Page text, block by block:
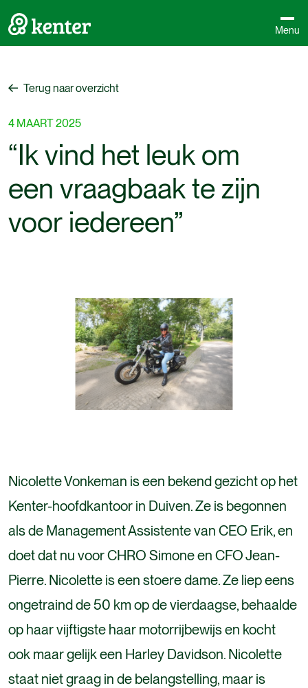
Menu
Terug naar overzicht
Terug naar overzicht
4 MAART2025
“Ikvind het leuk om
een vraagbaaktezijn
voor iedereen”
Nicolette Vonkeman is een bekend gezicht op het
Kenter-hoofdkantoor in Duiven. Ze is begonnen
als de Management Assistente van CEO Erik, en
doet dat nu voor CHRO Simone en CFO Jean-
Pierre. Nicolette is een stoere dame. Ze liep eens
ongetraind de 50 km op de vierdaagse, behaalde
op haar vijftigste haar motorrijbewijs en kocht
ook maar gelijk een Harley Davidson. Nicolette
staat niet graag in de belangstelling, maar is